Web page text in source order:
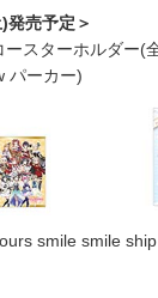
発売予定＞
ースターホルダー(
パーカー)
smile smile